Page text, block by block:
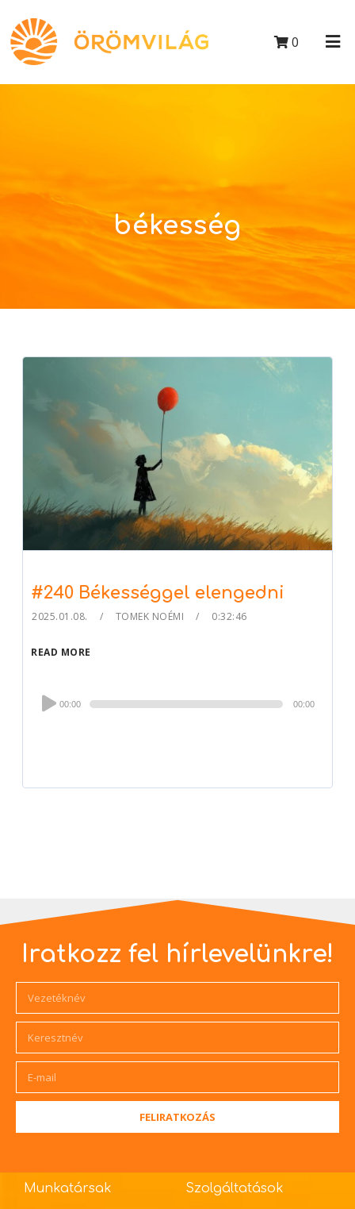
0
békesség
#240 Békességgel elengedni
2025.01.08. TOMEK NOÉMI 0:32:46
READ MORE
Audio
Player
00:00 00:00
Iratkozz fel hírlevelünkre!
FELIRATKOZÁS
Munkatársak Szolgáltatások